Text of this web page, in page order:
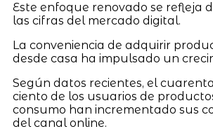
Este enfoque renovado se refleja
las cifras del mercado digital.
La conveniencia de adquirir
desde casa ha impulsado un
Según datos recientes, el
ciento de los usuarios de
consumo han incrementado sus
del canal online.